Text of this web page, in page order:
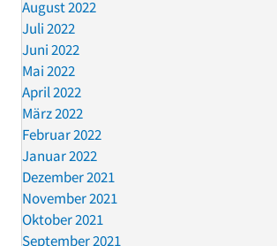
August 2022
Juli 2022
Juni 2022
Mai 2022
April 2022
März 2022
Februar 2022
Januar 2022
Dezember 2021
November 2021
Oktober 2021
September 2021